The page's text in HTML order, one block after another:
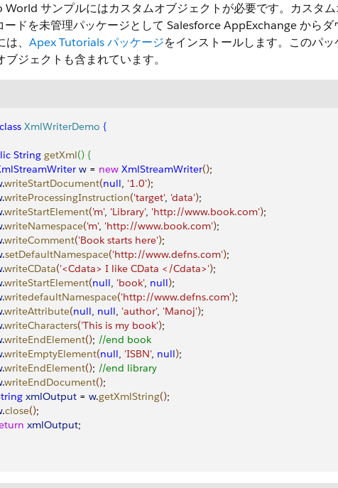
World サンプルにはカスタムオブジェクトが必要です。カスタ
ードを未管理パッケージとして Salesforce AppExchange から
、 Apex Tutorials パッケージをインストールします。このパ
ブジェクトも含まれています。
class XmlWriterDemo {
String getXml() {
XmlStreamWriter
w = new XmlStreamWriter();
.writeStartDocument(null, '1.0');
.writeProcessingInstruction('target', 'data');
.writeStartElement('m', 'Library', 'http://www.book.com');
.writeNamespace('m', 'http://www.book.com');
.writeComment('Book starts here');
.setDefaultNamespace('http://www.defns.com');
.writeCData('<Cdata> I like CData </Cdata>');
.writeStartElement(null, 'book', null);
.writedefaultNamespace('http://www.defns.com');
.writeAttribute(null, null, 'author', 'Manoj');
.writeCharacters('This is my book');
.writeEndElement(); //end book
.writeEmptyElement(null, 'ISBN', null);
.writeEndElement(); //end library
.writeEndDocument();
xmlOutput = w.getXmlString();
.close();
xmlOutput;